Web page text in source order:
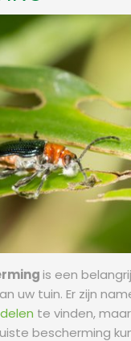
is een
uw tuin. Er zijn
te vinden,
bescherming